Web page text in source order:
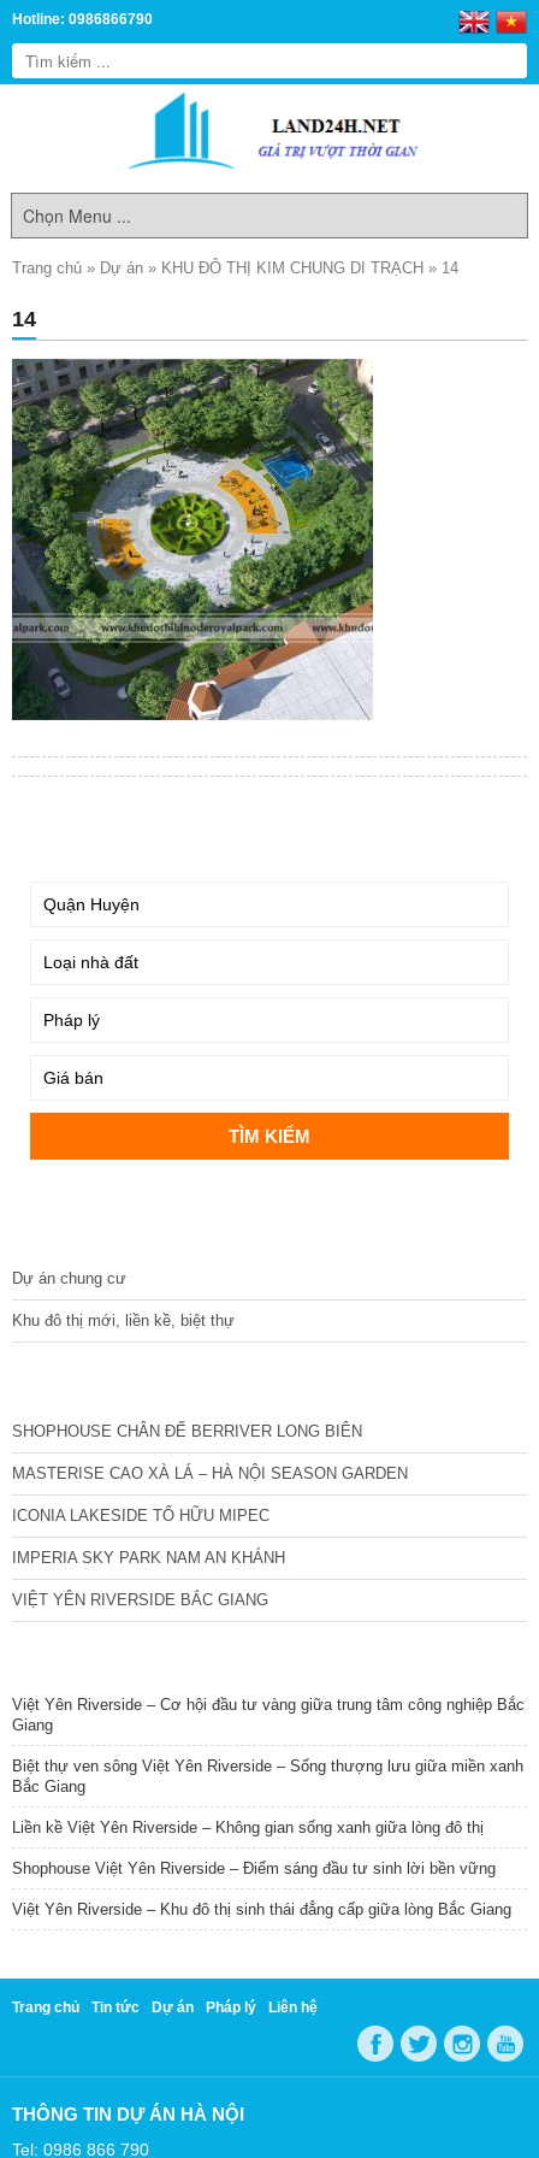
Hotline: 0986866790
Trang chủ » Dự án » KHU ĐÔ THỊ KIM CHUNG DI TRẠCH » 14
14
Dự án chung cư
Khu đô thị mới, liền kề, biệt thự
SHOPHOUSE CHÂN ĐẾ BERRIVER LONG BIÊN
MASTERISE CAO XÀ LÁ – HÀ NỘI SEASON GARDEN
ICONIA LAKESIDE TỐ HỮU MIPEC
IMPERIA SKY PARK NAM AN KHÁNH
VIỆT YÊN RIVERSIDE BẮC GIANG
Việt Yên Riverside – Cơ hội đầu tư vàng giữa trung tâm công nghiệp Bắc
Giang
Biệt thự ven sông Việt Yên Riverside – Sống thượng lưu giữa miền xanh
Bắc Giang
Liền kề Việt Yên Riverside – Không gian sống xanh giữa lòng đô thị
Shophouse Việt Yên Riverside – Điểm sáng đầu tư sinh lời bền vững
Việt Yên Riverside – Khu đô thị sinh thái đẳng cấp giữa lòng Bắc Giang
Trang chủ Tin tức Dự án Pháp lý Liên hệ
THÔNG TIN DỰ ÁN HÀ NỘI
Tel: 0986 866 790